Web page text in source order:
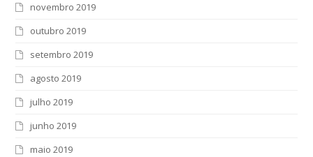
novembro 2019
outubro 2019
setembro 2019
agosto 2019
julho 2019
junho 2019
maio 2019